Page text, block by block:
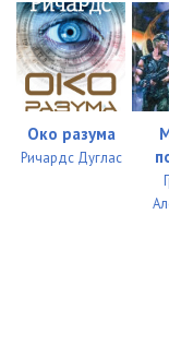
Око разума
Ричардс Дуглас